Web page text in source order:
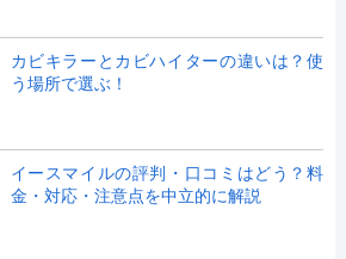
カビキラーとカビハイターの違いは？使
う場所で選ぶ！
イースマイルの評判・口コミはどう？料
金・対応・注意点を中立的に解説